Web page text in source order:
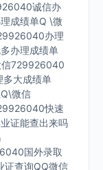
诚信办
成绩单Q \微
办理
办理成绩单
信729926040
大成绩单
微信
快速
证能查出来吗
国外录取
证查询QQ微信